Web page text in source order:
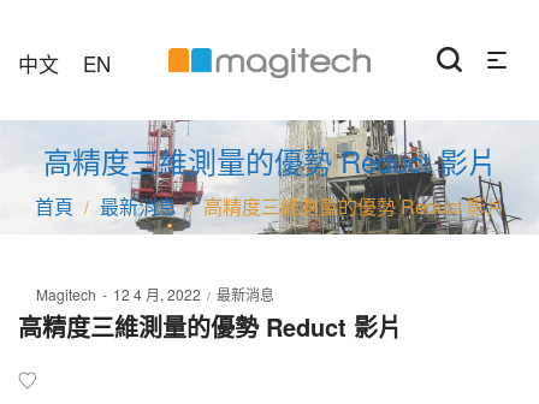
中文 EN
高精度三維測量的優勢 Reduct 影片
/ 最新消息 / 高精度三維測量的優勢 Reduct 影片
Magitech
Posted
on
12 4 月, 2022
Posted
in
最新消息
高精度三維測量的優勢 Reduct 影片